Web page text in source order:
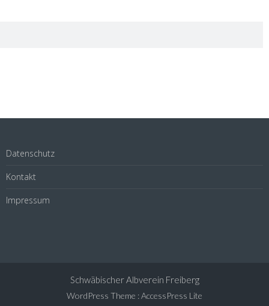
Datenschutz
Kontakt
Impressum
Schwäbischer Albverein Freiberg
WordPress Theme :AccessPress Lite